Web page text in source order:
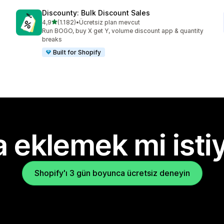
Discounty: Bulk Discount Sales
4,95 yıldız üzerinden
(1.182)
toplam 1182 değerlendirme
•Ücretsiz plan mevcut
Run BOGO, buy X get Y, volume discount app & quantity
breaks
Built for Shopify
eklemek mi
Shopify'ı 3 gün boyunca ücretsiz deneyin